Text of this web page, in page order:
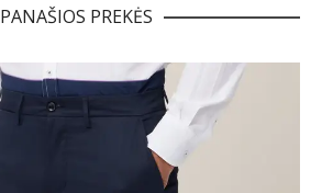
PANAŠIOS PREKĖS